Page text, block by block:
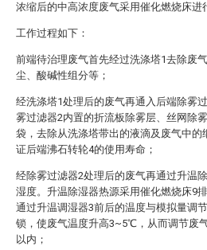
浓缩后的中高浓度废气采用催化燃烧床进
工作过程如下：
前端待治理废气首先经过洗涤塔1去除废
尘、酸碱性组分等；
经洗涤塔1处理后的废气再通入后端除雾
雾过滤器2内置的折流板除雾层、丝网除
袋，去除从洗涤塔带出的液滴及废气中的
证后端沸石转轮4的使用寿命；
经除雾过滤器2处理后的废气再通过升温
湿度。升温除湿器热源采用催化燃烧床9
通过升温调湿器3前后的温度与模拟量调
锁，使废气温度升高3~5℃，从而调节废
以内；